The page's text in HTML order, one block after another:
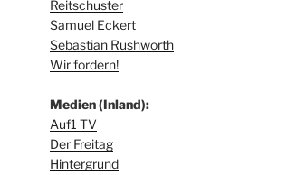
Reitschuster
Samuel Eckert
Sebastian Rushworth
Wir fordern!
Medien (Inland):
Auf1 TV
Der Freitag
Hintergrund